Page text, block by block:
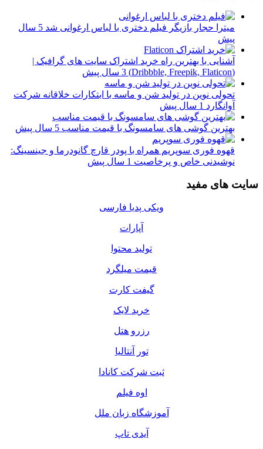
میترا حجار بازیگر فیلم دختری با لباس ارغوانی شد
5 سال
پیش
آشنایی با بهترین راه خرید اشتراک سایت های گرافیک |
(Dribbble, Freepik, Flaticon)
3 سال پیش
تحولی نوین در تولید شن و ماسه با ابتکارات خلاقانه شرکت
آوانگارد 1 سال پیش
بهترین گوشی های سامسونگ با قیمت مناسب 5 سال پیش
قهوه فوری سوپریم همراه با پودر قارچ گانودرما و جینسینگ:
نوشیدنی خاص و پرخاصیت 1 سال پیش
سایت های مفید
ویکی پدیا فارسی
آپارات
تولید محتوا
قیمت میلگرد
گیفت کارت
خرید لایک
رزرو هتل
تور آنتالیا
ثبت شرکت کانادا
اوه فیلم
آموزشگاه زبان ملل
آیدی تاپ